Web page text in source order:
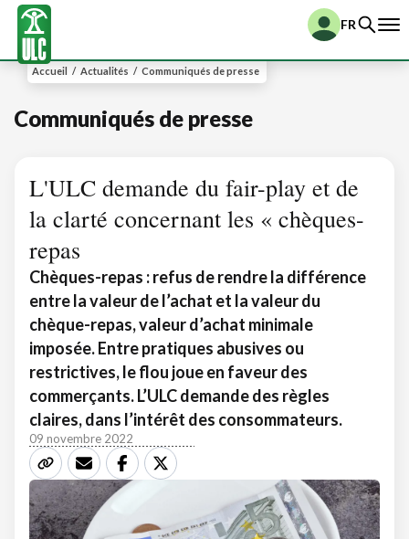
FR
Accueil / Actualités / Communiqués de presse
Communiqués de presse
L'ULC demande du fair-play et de
la clarté concernant les « chèques-
repas
Chèques-repas : refus de rendre la différence
entre la valeur de l’achat et la valeur du
chèque-repas, valeur d’achat minimale
imposée. Entre pratiques abusives ou
restrictives, le flou joue en faveur des
commerçants. L’ULC demande des règles
claires, dans l’intérêt des consommateurs.
09 novembre 2022